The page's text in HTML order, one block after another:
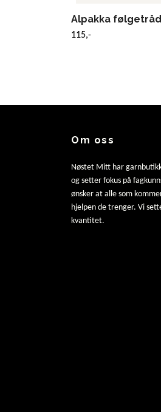
Alpakka følgetråd
115,-
Om oss
Nøstet Mitt har
og setter fokus på
ønsker at alle som
hjelpen de trenger. Vi
kvantitet.